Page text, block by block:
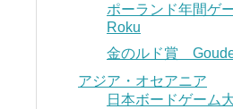
ポーランド年間ゲ
Roku
金のルド賞
アジア・オセアニア
日本ボードゲーム